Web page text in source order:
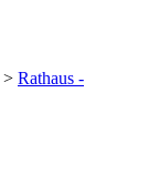
> Rathaus -